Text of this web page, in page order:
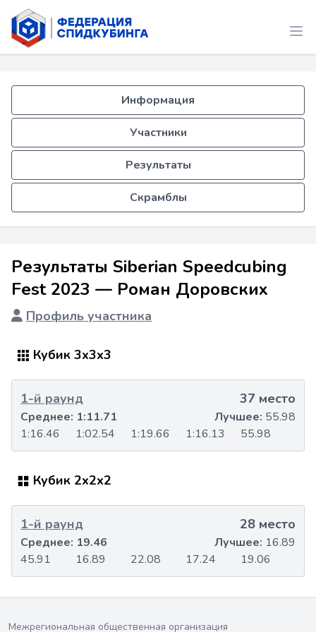
Информация
Участники
Результаты
Скрамблы
Результаты Siberian Speedcubing
Fest 2023 — Роман Доровских
Профиль участника
Кубик 3x3x3
1-й раунд 37 место
1:16.46 1:02.54 1:19.66 1:16.13 55.98
Среднее: 1:11.71 Лучшее: 55.98
Кубик 2x2x2
1-й раунд 28 место
45.91 16.89 22.08 17.24 19.06
Среднее: 19.46 Лучшее: 16.89
Межрегиональная общественная организация